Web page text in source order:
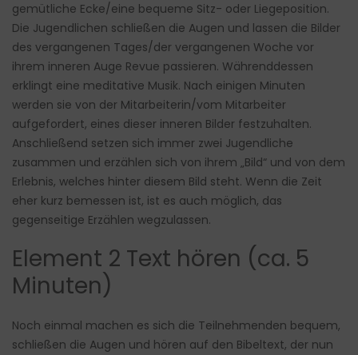
gemütliche Ecke/eine bequeme Sitz- oder Liegeposition.
Die Jugendlichen schließen die Augen und lassen die Bilder
des vergangenen Tages/der vergangenen Woche vor
ihrem inneren Auge Revue passieren. Währenddessen
erklingt eine meditative Musik. Nach einigen Minuten
werden sie von der Mitarbeiterin/vom Mitarbeiter
aufgefordert, eines dieser inneren Bilder festzuhalten.
Anschließend setzen sich immer zwei Jugendliche
zusammen und erzählen sich von ihrem „Bild“ und von dem
Erlebnis, welches hinter diesem Bild steht. Wenn die Zeit
eher kurz bemessen ist, ist es auch möglich, das
gegenseitige Erzählen wegzulassen.
Element 2 Text hören (ca. 5
Minuten)
Noch einmal machen es sich die Teilnehmenden bequem,
schließen die Augen und hören auf den Bibeltext, der nun